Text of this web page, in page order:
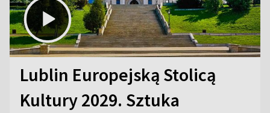
Lublin Europejską Stolicą
Kultury 2029. Sztuka